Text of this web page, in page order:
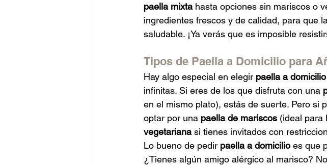
paella mixta hasta opciones sin mariscos o
ingredientes frescos y de calidad, para que
saludable. ¡Ya verás que es imposible
Tipos de Paella a Domicilio para
Hay algo especial en elegir paella a
infinitas. Si eres de los que disfruta con una
en el mismo plato), estás de suerte. Pero si
optar por una paella de mariscos (ideal para
vegetariana si tienes invitados con
Lo bueno de pedir paella a domicilio es que
¿Tienes algún amigo alérgico al marisco?